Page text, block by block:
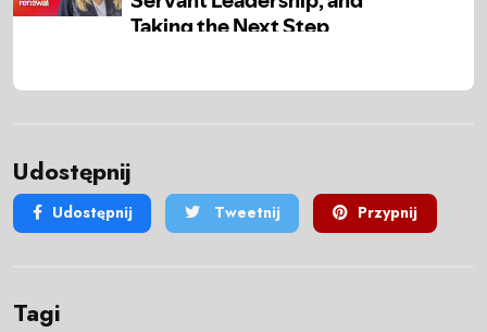
Udostępnij
Udostępnij Tweetnij Przypnij
Tagi